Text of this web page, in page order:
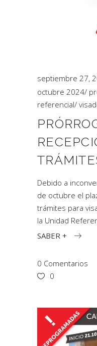
septiembre 27,
octubre 2024/
referencial/
Debido a
de octubre el
trámites para
la Unidad
SABER +
0 Comentarios
0